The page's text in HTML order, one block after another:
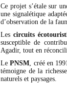
Ce projet s’étale sur
une signalétique
d’observation de la
Les circuits
susceptible de
Agadir, tout en
LePNSM , créé en
témoigne de la
naturels et paysages.